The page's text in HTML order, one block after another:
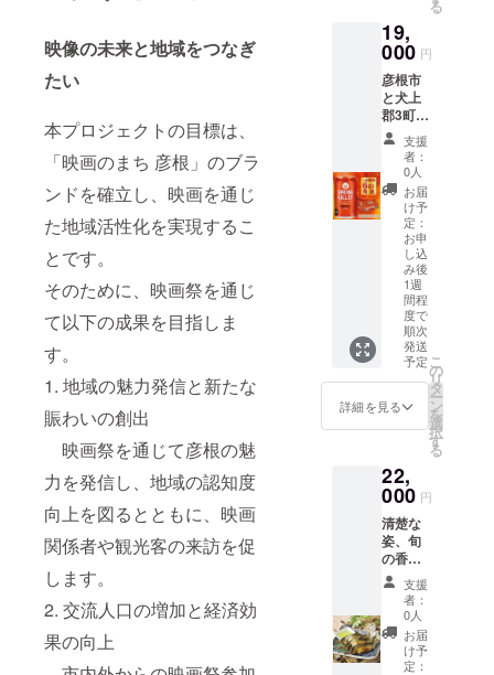
映像の未来と地域をつなぎ
たい
本プロジェクトの目標は、
「映画のまち 彦根」のブラ
ンドを確立し、映画を通じ
た地域活性化を実現するこ
とです。
そのために、映画祭を通じ
て以下の成果を目指しま
す。
1. 地域の魅力発信と新たな
賑わいの創出
映画祭を通じて彦根の魅
力を発信し、地域の認知度
向上を図るとともに、映画
関係者や観光客の来訪を促
します。
2. 交流人口の増加と経済効
果の向上
(国内製
造)、
卵、も
ち粉、
米粉、
植物性
油脂、
小豆、
蜂蜜、
みり
ん、水
飴、寒
天/トレ
ハロー
ス、ふ
くらし
粉、増
粘多糖
類 栄養
成分表
示(1個
当たり):
197kcal
ぱく質
5.5g・
7.9g・
炭水化
物
66.7g・
食塩相
当量
0.1g※表
示値は
目安で
材料・
成分 緑
茶(国
産)、生
茶葉抽
出物(生
茶葉、
国産) ビ
タミンC
■注意事
項/その
他 ※画
像はイ
メージ
です。
がる滋
賀工場
で生産
される
キリン
午後の
紅茶お
いしい
無糖を
ご提供
しま
す。 ■
お礼品
の内容
につい
て ・
【キリ
ン】午
後の紅
茶おい
糖
[500ml
×24本]
製
造地:滋
賀県
賞
味期限:
製造日
から9ケ
材料・
成分 紅
[ハン
バーグ
150g×8
個、和
風ソー
ス105g]
原
産地:牛
肉:滋賀
県、豚
肉:鹿児
島県/製
造地:滋
賀県/加
工地:彦
根市
賞
味期限:
発送日
から30
成分
【ハン
肉(滋賀
県産)、
豚肉(国
産)、た
まねぎ
(国産)、
卵、パ
ン粉、
小麦
粉、食
塩、
その中
でも、
多賀町
と彦根
市にま
たがる
キリン
滋賀工
場で生
産され
る「晴
れ風」
をご提
供しま
す。 <
新しい
おいし
さ> 1.麦
芽100%
ビール
の麦の
うまみ
IBUKI使
用(日本
産) 3.豊
わいと
なめら
かな口
当たり
これか
らの時
代に合
う、新
たなス
る
19,
000 円
彦根市
と犬上
郡3町
は、
「湖東
定住自
立圏」
とし
て、相
互協力
をして
いると
ころで
すが、
地元・
湖東地
域の美
味しさ
も連携
中! 今回
は、数
リンの
工場の
中で
も、多
賀町と
彦根市
にまた
がる滋
賀工場
でも生
産され
るクラ
支援
者：
0人
お届
け予
定：
お申
し込
み後
1週
間程
度で
順次
発送
予定
詳細を見る
こ
の
リ
タ
ー
ン
を
選
択
す
る
22,
000 円
清楚な
姿、旬
の香
り。と
れたて
の新鮮
の鮎の
風味を
損なわ
支援
者：
0人
お届
け予
定：